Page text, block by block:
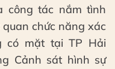
công tác nắm tình
chức năng xác
có mặt tại TP Hải
Cảnh sát hình sự